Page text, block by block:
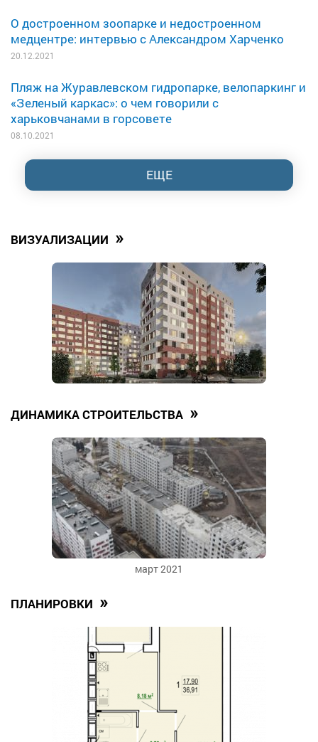
О достроенном зоопарке и недостроенном
медцентре: интервью с Александром Харченко
20.12.2021
Пляж на Журавлевском гидропарке, велопаркинг и
«Зеленый каркас»: о чем говорили с
харьковчанами в горсовете
08.10.2021
ЕЩЕ
ВИЗУАЛИЗАЦИИ »
ДИНАМИКА СТРОИТЕЛЬСТВА »
март 2021
ПЛАНИРОВКИ »